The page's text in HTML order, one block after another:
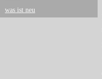
was ist neu